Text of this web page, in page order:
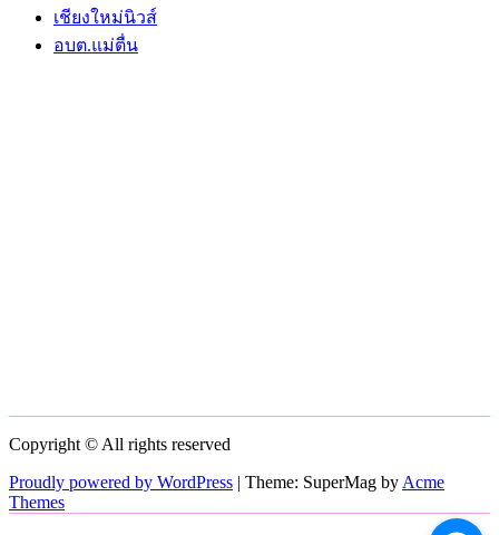
เชียงใหม่นิวส์
อบต.แม่ตื่น
Copyright © All rights reserved
Proudly powered by WordPress | Theme: SuperMag by Acme
Themes